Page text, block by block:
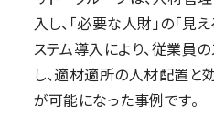
入し、「必要な人財」の「見
ステム導入により、従業員
し、適材適所の人材配置
が可能になった事例です。